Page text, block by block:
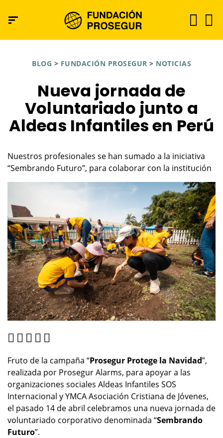
BLOG > FUNDACIÓN PROSEGUR > NOTICIAS
Nueva jornada de
Voluntariado junto a
Aldeas Infantiles en Perú
Nuestros profesionales se han sumado a la iniciativa
“Sembrando Futuro”, para colaborar con la institución
Fruto de la campaña “Prosegur Protege la Navidad”,
realizada por Prosegur Alarms, para apoyar a las
organizaciones sociales Aldeas Infantiles SOS
Internacional y YMCA Asociación Cristiana de Jóvenes,
el pasado 14 de abril celebramos una nueva jornada de
voluntariado corporativo denominada “Sembrando
Futuro”.